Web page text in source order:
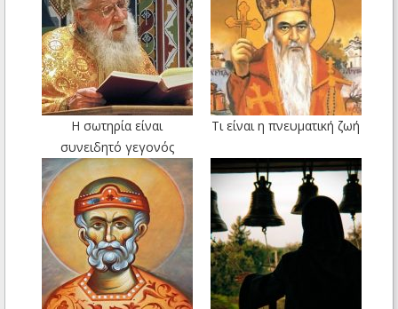
Η σωτηρία είναι
συνειδητό γεγονός
Tι είναι η πνευματική ζωή